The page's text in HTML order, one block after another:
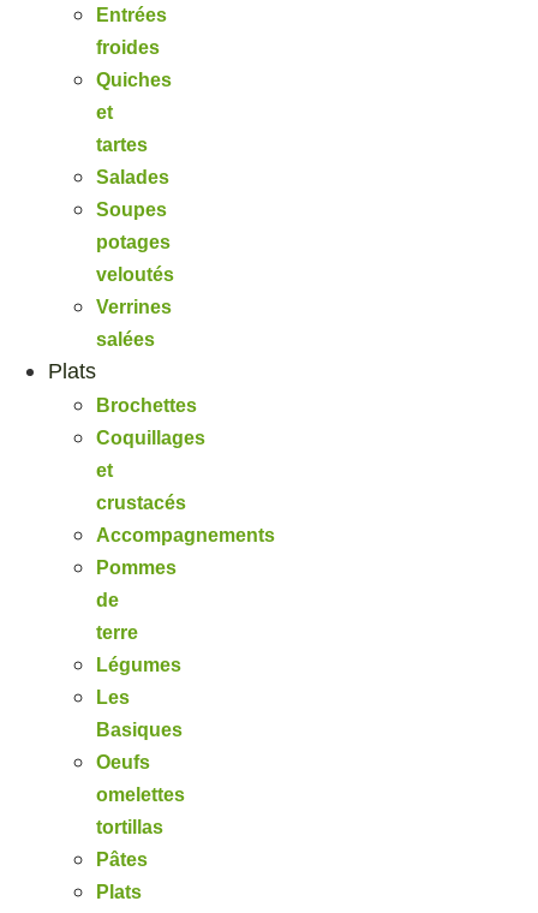
Entrées
froides
Quiches
et
tartes
Salades
Soupes
potages
veloutés
Verrines
salées
Plats
Brochettes
Coquillages
et
crustacés
Accompagnements
Pommes
de
terre
Légumes
Les
Basiques
Oeufs
omelettes
tortillas
Pâtes
Plats